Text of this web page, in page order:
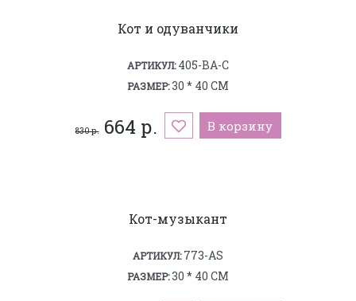
Кот и одуванчики
АРТИКУЛ:405-BA-C
РАЗМЕР:30 * 40 СМ
830 р.664 р. В корзину
Кот-музыкант
АРТИКУЛ:773-AS
РАЗМЕР:30 * 40 СМ